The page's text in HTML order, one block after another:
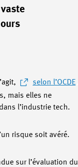
selon l’OCDE
mais elles ne
l’industrie tech.
risque soit avéré.
sur l’évaluation du